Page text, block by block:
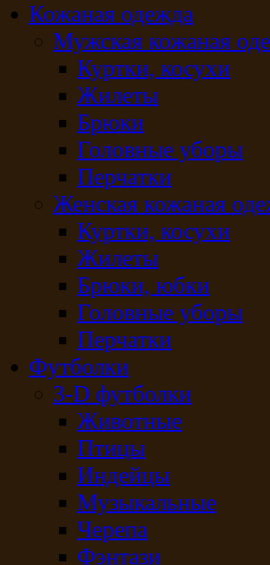
Кожаная одежда
Мужская кожаная
Куртки, косухи
Жилеты
Брюки
Головные уборы
Перчатки
Женская кожаная
Куртки, косухи
Жилеты
Брюки, юбки
Головные уборы
Перчатки
Футболки
3-D футболки
Животные
Птицы
Индейцы
Музыкальные
Черепа
Фэнтази